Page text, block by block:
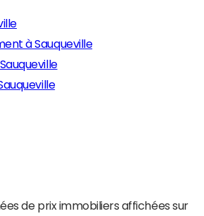
à Sauqueville
de prix immobiliers affichées sur